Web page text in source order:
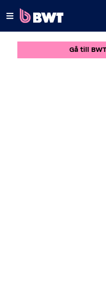
×
Gå till